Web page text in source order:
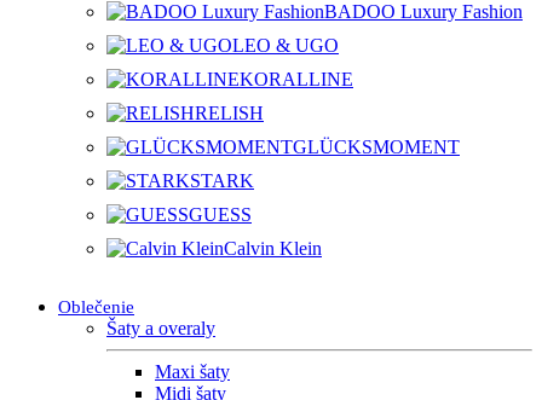
BADOO Luxury Fashion
LEO & UGO
KORALLINE
RELISH
GLÜCKSMOMENT
STARK
GUESS
Calvin Klein
Oblečenie
Šaty a overaly
Maxi šaty
Midi šaty